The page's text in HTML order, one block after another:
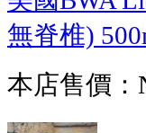
無脊椎)
本店售價：